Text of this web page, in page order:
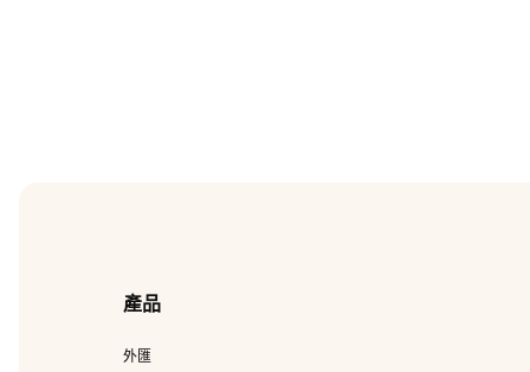
產品
外匯